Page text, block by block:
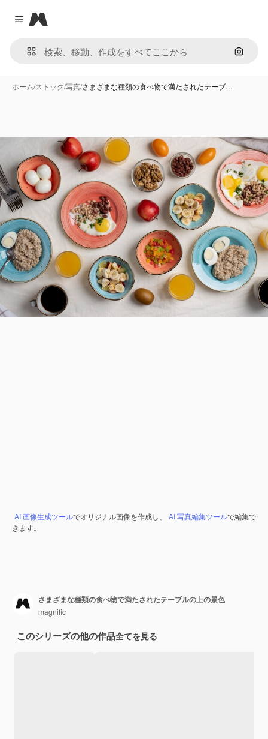
Close menu
Magnific
画像で
ホーム/ストック/写真/さまざまな種類の食べ物で満たされたテーブ…
AI 画像生成ツールでオリジナル画像を作成し、 AI 写真編集ツールで編集で
きます。
さまざまな種類の食べ物で満たされたテーブルの上の景色
magnific
このシリーズの他の作品全てを見る